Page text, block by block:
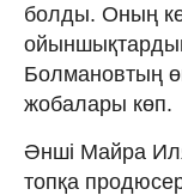
болды. Оның
Болмановтың
жобалары көп.
Әнші Майра
топқа